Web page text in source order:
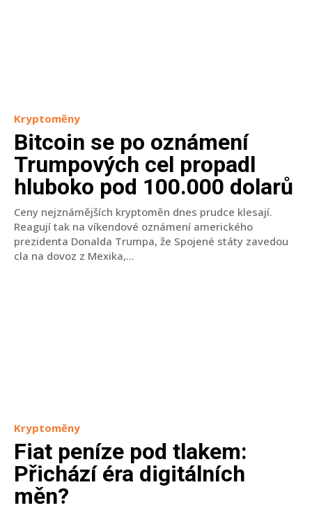
Kryptoměny
Bitcoin se po oznámení
Trumpových cel propadl
hluboko pod 100.000 dolarů
Ceny nejznámějších kryptoměn dnes prudce klesají.
Reagují tak na víkendové oznámení amerického
prezidenta Donalda Trumpa, že Spojené státy zavedou
cla na dovoz z Mexika,...
Kryptoměny
Fiat peníze pod tlakem:
Přichází éra digitálních
měn?